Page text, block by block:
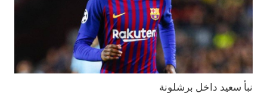
نبأ سعيد داخل برشلونة